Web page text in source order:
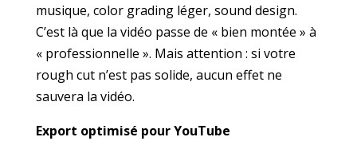
musique, color grading léger, sound design.
C’est là que la vidéo passe de « bien montée » à
« professionnelle ». Mais attention : si votre
rough cut n’est pas solide, aucun effet ne
sauvera la vidéo.
Export optimisé pour YouTube